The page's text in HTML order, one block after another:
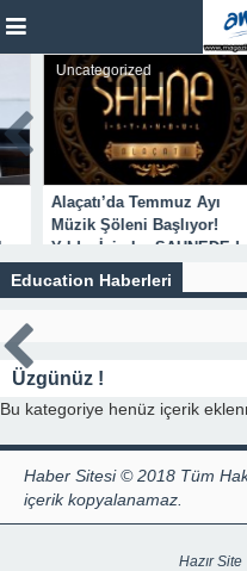
Uncategorized
Temmuz Ayı
Şöleni Başlıyor!
İsimler SAHNEDE !
Education Haberleri
Üzgünüz !
Bu kategoriye henüz içerik
Haber Sitesi © 2018 Tüm
içerik kopyalanamaz.
Hazır Site